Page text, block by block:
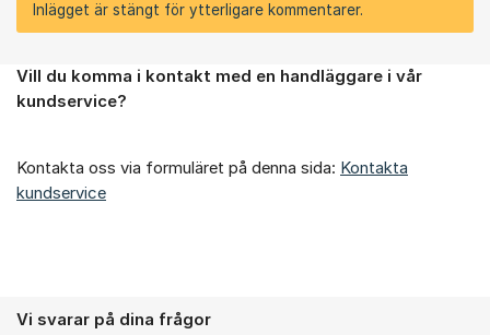
Inlägget är stängt för ytterligare kommentarer.
Om forumet
Vill du komma i kontakt med en handläggare i vår
kundservice?
Kontakta oss via formuläret på denna sida: Kontakta
kundservice
Vi svarar på dina frågor